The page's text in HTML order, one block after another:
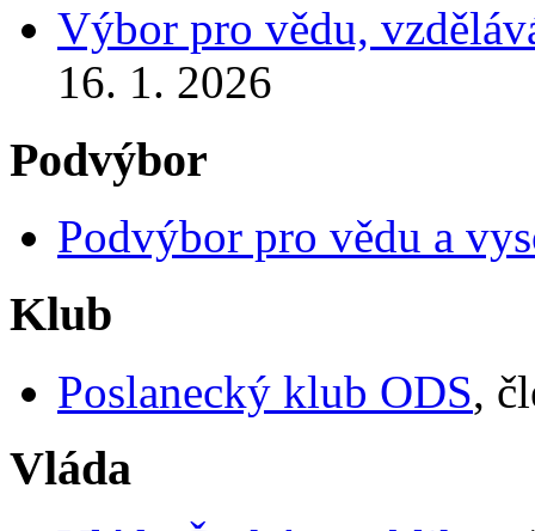
Výbor pro vědu,
16. 1. 2026
Podvýbor
Podvýbor pro vědu a
Klub
Poslanecký klub ODS,
Vláda